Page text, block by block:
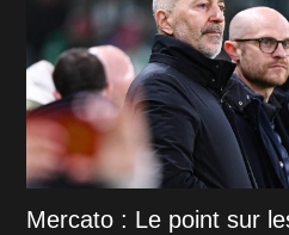
Mercato : Le point sur